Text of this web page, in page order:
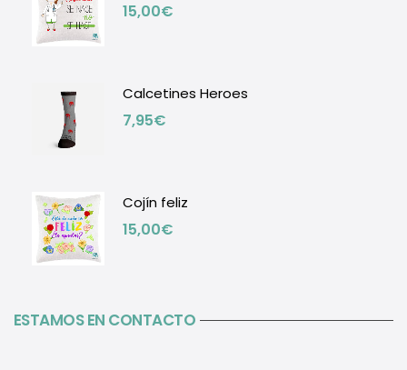
15,00€
Calcetines Heroes
7,95€
Cojín feliz
15,00€
ESTAMOS EN CONTACTO